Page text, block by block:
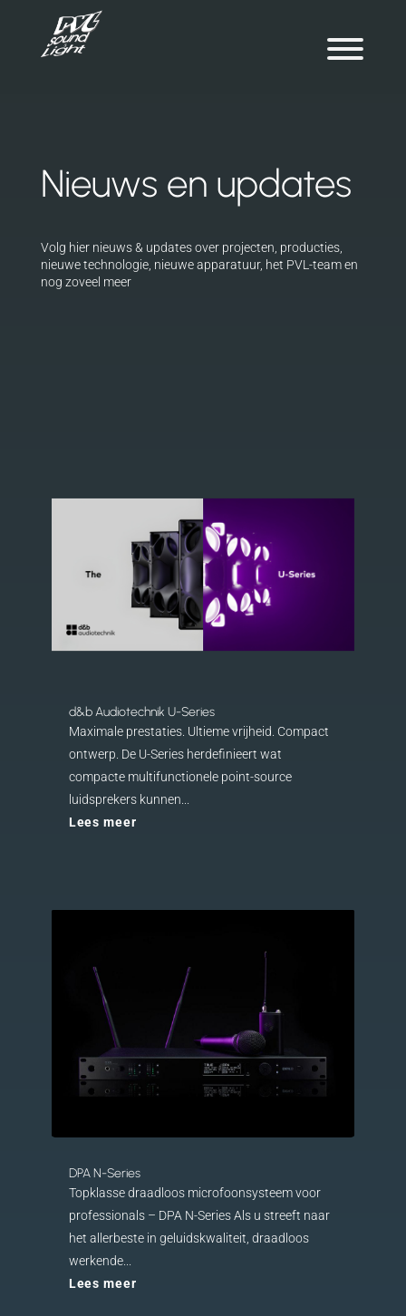
Nieuws en updates
Volg hier nieuws & updates over projecten, producties,
nieuwe technologie, nieuwe apparatuur, het PVL-team en
nog zoveel meer
d&b Audiotechnik U-Series
Maximale prestaties. Ultieme vrijheid. Compact
ontwerp. De U-Series herdefinieert wat
compacte multifunctionele point-source
luidsprekers kunnen...
Lees meer
DPA N-Series
Topklasse draadloos microfoonsysteem voor
professionals – DPA N-Series Als u streeft naar
het allerbeste in geluidskwaliteit, draadloos
werkende...
Lees meer